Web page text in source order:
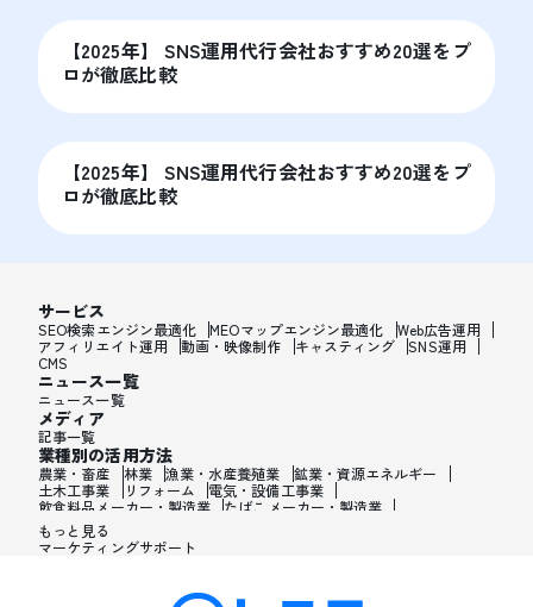
【2025年】 SNS運用代行会社おすすめ20選をプ
ロが徹底比較
【2025年】 SNS運用代行会社おすすめ20選をプ
ロが徹底比較
サービス
SEO検索エンジン最適化 MEOマップエンジン最適化
Web広告運用
アフィリエイト運用
動画・映像制作 キャスティング
SNS運用
CMS
ニュース一覧
ニュース一覧
メディア
記事一覧
業種別の活用方法
農業・畜産 林業 漁業・水産養殖業
鉱業・資源エネルギー
土木工事業
リフォーム
電気・設備工事業
飲食料品メーカー・製造業
たばこメーカー・製造業
飼料・ペットフードメーカー・製造業
木材・建材メーカー・製造業
家具・オフィス用品メーカー・製造業
印刷・製本・印刷加工メーカー・製造業
もっと見る
マーケティングサポート